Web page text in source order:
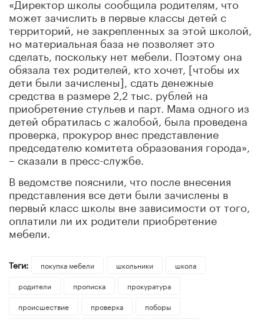
может зачислить в первые классы детей с
территорий, не закрепленных за этой школой,
но материальная база не позволяет это
сделать, поскольку нет мебели. Поэтому она
обязала тех родителей, кто хочет, [чтобы их
дети были зачислены], сдать денежные
средства в размере 2,2 тыс. рублей на
приобретение стульев и парт. Мама одного из
детей обратилась с жалобой, была проведена
проверка, прокурор внес представление
председателю комитета образования города»,
– сказали в пресс-службе.
В ведомстве пояснили, что после внесения
представления все дети были зачислены в
первый класс школы вне зависимости от того,
оплатили ли их родители приобретение
мебели.
Теги: покупка мебели школьники
школа
родители
прописка
прокуратура
происшествие
проверка
поборы